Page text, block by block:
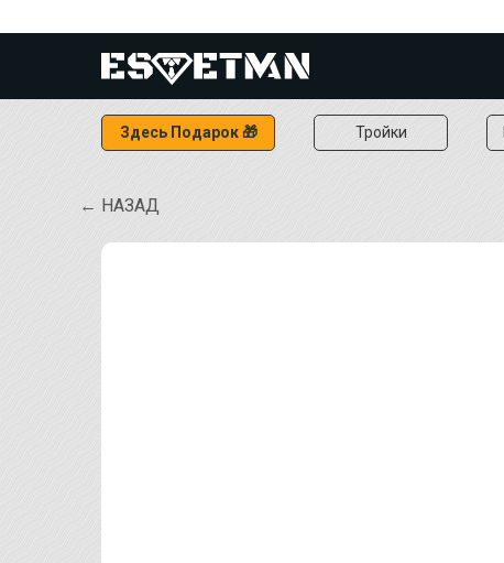
Тройки
Здесь Подарок 🎁
← НАЗАД